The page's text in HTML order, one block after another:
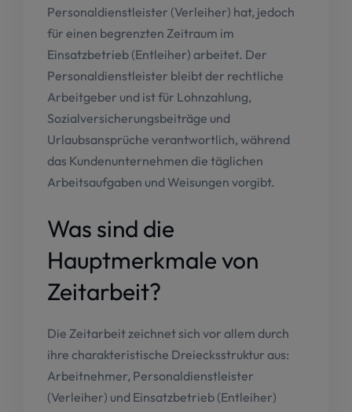
Personaldienstleister (Verleiher) hat, jedoch
für einen begrenzten Zeitraum im
Einsatzbetrieb (Entleiher) arbeitet. Der
Personaldienstleister bleibt der rechtliche
Arbeitgeber und ist für Lohnzahlung,
Sozialversicherungsbeiträge und
Urlaubsansprüche verantwortlich, während
das Kundenunternehmen die täglichen
Arbeitsaufgaben und Weisungen vorgibt.
Was sind die
Hauptmerkmale von
Zeitarbeit?
Die Zeitarbeit zeichnet sich vor allem durch
ihre charakteristische Dreiecksstruktur aus:
Arbeitnehmer, Personaldienstleister
(Verleiher) und Einsatzbetrieb (Entleiher)